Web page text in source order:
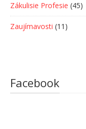
Zákulisie Profesie (45)
Zaujímavosti (11)
Facebook